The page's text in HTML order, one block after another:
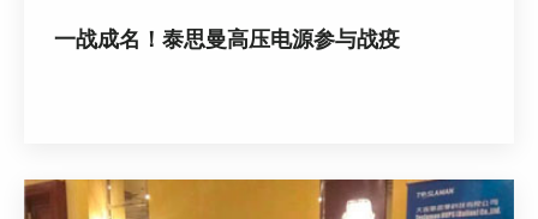
一战成名！泰思曼高压电源参与战疫